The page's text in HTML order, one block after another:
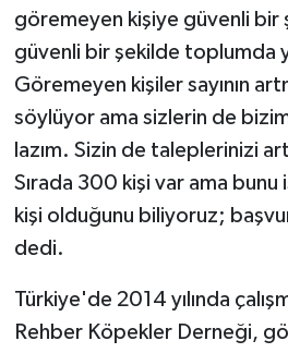
göremeyen kişiye güvenli bir
güvenli bir şekilde toplumda
Göremeyen kişiler sayının
söylüyor ama sizlerin de
lazım. Sizin de taleplerinizi
Sırada 300 kişi var ama
kişi olduğunu biliyoruz;
dedi.
Türkiye'de 2014 yılında
Rehber Köpekler Derneği,